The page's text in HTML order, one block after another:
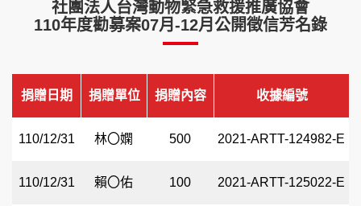
社團法人台灣動物緊急救援推廣協會
110年度勸募案07月-12月公開徵信芳名錄
捐贈日期 捐贈單位 捐贈內容 收據編號
110/12/31 林〇嫻 500 2021-ARTT-124982-E
110/12/31 賴〇佑 100 2021-ARTT-125022-E